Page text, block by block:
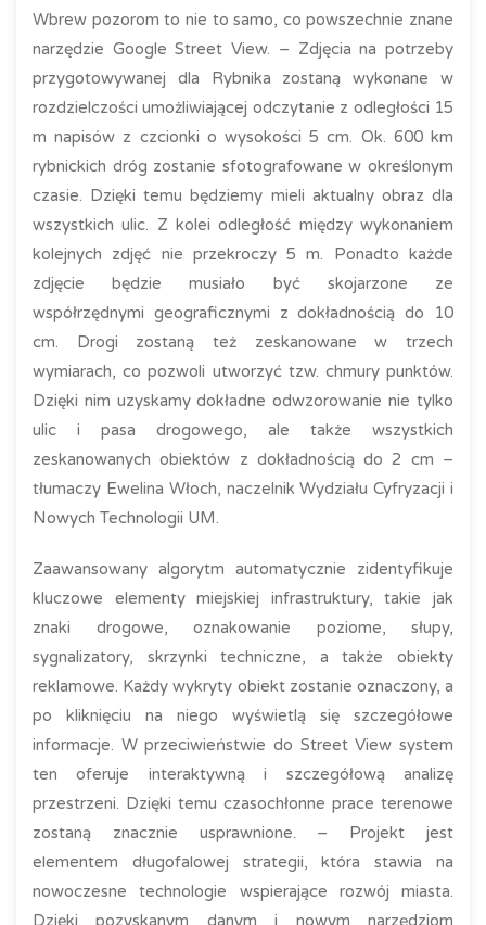
Wbrew pozorom to nie to samo, co powszechnie znane
narzędzie Google Street View. – Zdjęcia na potrzeby
przygotowywanej dla Rybnika zostaną wykonane w
rozdzielczości umożliwiającej odczytanie z odległości 15
m napisów z czcionki o wysokości 5 cm. Ok. 600 km
rybnickich dróg zostanie sfotografowane w określonym
czasie. Dzięki temu będziemy mieli aktualny obraz dla
wszystkich ulic. Z kolei odległość między wykonaniem
kolejnych zdjęć nie przekroczy 5 m. Ponadto każde
zdjęcie będzie musiało być skojarzone ze
współrzędnymi geograficznymi z dokładnością do 10
cm. Drogi zostaną też zeskanowane w trzech
wymiarach, co pozwoli utworzyć tzw. chmury punktów.
Dzięki nim uzyskamy dokładne odwzorowanie nie tylko
ulic i pasa drogowego, ale także wszystkich
zeskanowanych obiektów z dokładnością do 2 cm –
tłumaczy Ewelina Włoch, naczelnik Wydziału Cyfryzacji i
Nowych Technologii UM.
Zaawansowany algorytm automatycznie zidentyfikuje
kluczowe elementy miejskiej infrastruktury, takie jak
znaki drogowe, oznakowanie poziome, słupy,
sygnalizatory, skrzynki techniczne, a także obiekty
reklamowe. Każdy wykryty obiekt zostanie oznaczony, a
po kliknięciu na niego wyświetlą się szczegółowe
informacje. W przeciwieństwie do Street View system
ten oferuje interaktywną i szczegółową analizę
przestrzeni. Dzięki temu czasochłonne prace terenowe
zostaną znacznie usprawnione. – Projekt jest
elementem długofalowej strategii, która stawia na
nowoczesne technologie wspierające rozwój miasta.
Dzięki pozyskanym danym i nowym narzędziom